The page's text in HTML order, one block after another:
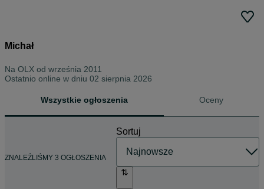
Michał
Na OLX od września 2011
Ostatnio online w dniu 02 sierpnia 2026
Wszystkie ogłoszenia Oceny
ZNALEŹLIŚMY 3 OGŁOSZENIA
Sortuj